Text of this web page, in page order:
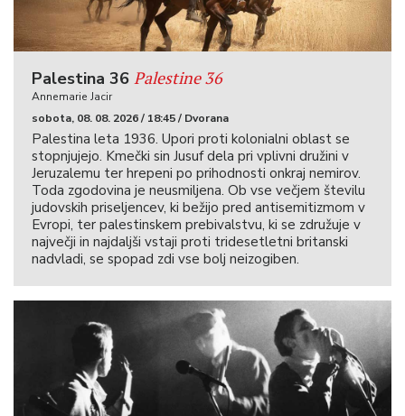
Palestina 36 Palestine 36
Annemarie Jacir
sobota, 08. 08. 2026 / 18:45 / Dvorana
Palestina leta 1936. Upori proti kolonialni oblast se
stopnjujejo. Kmečki sin Jusuf dela pri vplivni družini v
Jeruzalemu ter hrepeni po prihodnosti onkraj nemirov.
Toda zgodovina je neusmiljena. Ob vse večjem številu
judovskih priseljencev, ki bežijo pred antisemitizmom v
Evropi, ter palestinskem prebivalstvu, ki se združuje v
največji in najdaljši vstaji proti tridesetletni britanski
nadvladi, se spopad zdi vse bolj neizogiben.